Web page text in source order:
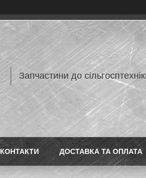
Запчастини до
КОНТАКТИ ДОСТАВКА ТА ОПЛАТА